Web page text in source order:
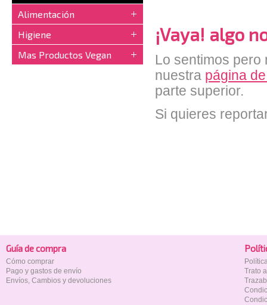
Alimentación
Higiene
Mas Productos Vegan
¡Vaya! algo
Lo sentimos pero
nuestra página
parte superior.
Si quieres
Guía de compra
Cómo comprar
Pago y gastos de envío
Envíos, Cambios y devoluciones
Trato